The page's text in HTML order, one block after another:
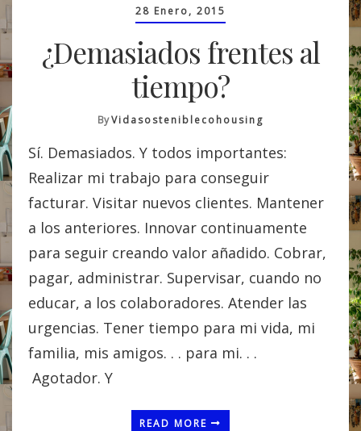
28 Enero, 2015
¿Demasiados frentes al
tiempo?
ByVidasosteniblecohousing
Sí. Demasiados. Y todos importantes:
Realizar mi trabajo para conseguir
facturar. Visitar nuevos clientes. Mantener
a los anteriores. Innovar continuamente
para seguir creando valor añadido. Cobrar,
pagar, administrar. Supervisar, cuando no
educar, a los colaboradores. Atender las
urgencias. Tener tiempo para mi vida, mi
familia, mis amigos. . . para mi. . .
Agotador. Y
READ MORE